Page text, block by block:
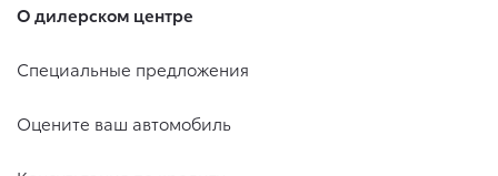
О дилерском центре
Специальные предложения
Оцените ваш автомобиль